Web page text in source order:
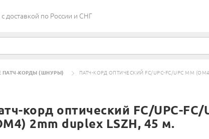
доставкой по России и СНГ
ПАТЧ-КОРДЫ (ШНУРЫ) ПАТЧ-КОРД ОПТИЧЕСКИЙ FC/UPC-FC/UPC MM
корд оптический FC/UPC-FC/
2mm duplex LSZH, 45 м.